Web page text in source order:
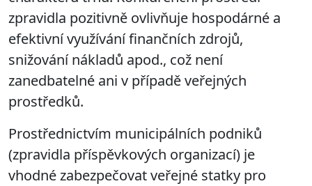
zpravidla pozitivně ovlivňuje hospodárné a
efektivní využívání finančních zdrojů,
snižování nákladů apod., což není
zanedbatelné ani v případě veřejných
prostředků.
Prostřednictvím municipálních podniků
(zpravidla příspěvkových organizací) je
vhodné zabezpečovat veřejné statky pro